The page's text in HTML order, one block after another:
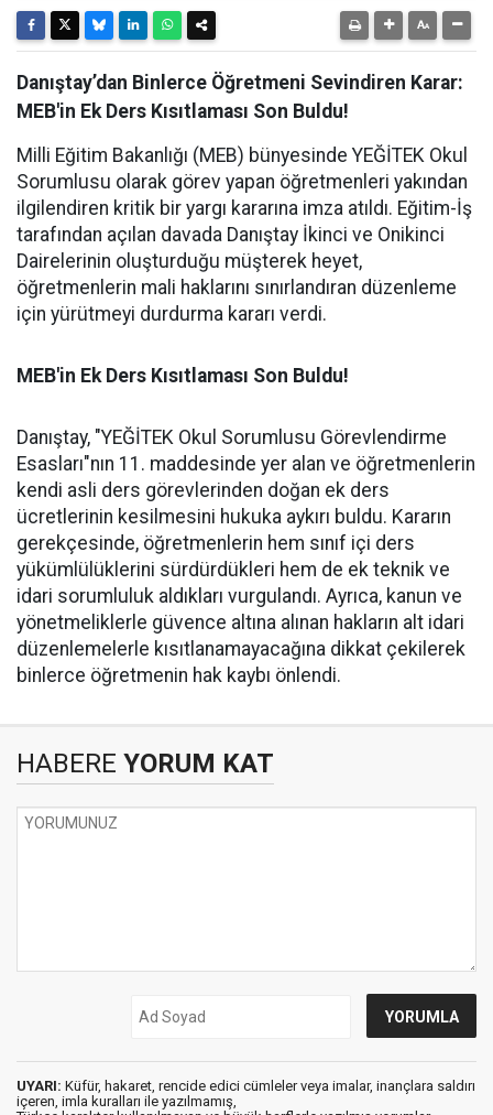
Danıştay’dan Binlerce Öğretmeni Sevindiren Karar:
MEB'in Ek Ders Kısıtlaması Son Buldu!
Milli Eğitim Bakanlığı (MEB) bünyesinde YEĞİTEK Okul
Sorumlusu olarak görev yapan öğretmenleri yakından
ilgilendiren kritik bir yargı kararına imza atıldı. Eğitim-İş
tarafından açılan davada Danıştay İkinci ve Onikinci
Dairelerinin oluşturduğu müşterek heyet,
öğretmenlerin mali haklarını sınırlandıran düzenleme
için yürütmeyi durdurma kararı verdi.
MEB'in Ek Ders Kısıtlaması Son Buldu!
Danıştay, "YEĞİTEK Okul Sorumlusu Görevlendirme
Esasları"nın 11. maddesinde yer alan ve öğretmenlerin
kendi asli ders görevlerinden doğan ek ders
ücretlerinin kesilmesini hukuka aykırı buldu. Kararın
gerekçesinde, öğretmenlerin hem sınıf içi ders
yükümlülüklerini sürdürdükleri hem de ek teknik ve
idari sorumluluk aldıkları vurgulandı. Ayrıca, kanun ve
yönetmeliklerle güvence altına alınan hakların alt idari
düzenlemelerle kısıtlanamayacağına dikkat çekilerek
binlerce öğretmenin hak kaybı önlendi.
HABERE YORUM KAT
UYARI: Küfür, hakaret, rencide edici cümleler veya imalar, inançlara saldırı
içeren, imla kuralları ile yazılmamış,